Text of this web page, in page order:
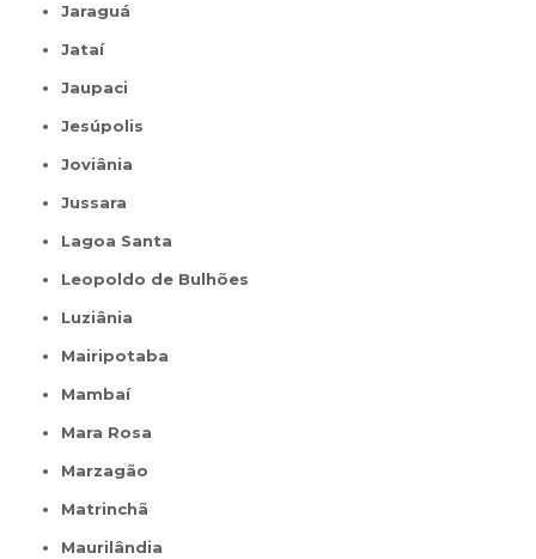
Jaraguá
Jataí
Jaupaci
Jesúpolis
Joviânia
Jussara
Lagoa Santa
Leopoldo de Bulhões
Luziânia
Mairipotaba
Mambaí
Mara Rosa
Marzagão
Matrinchã
Maurilândia